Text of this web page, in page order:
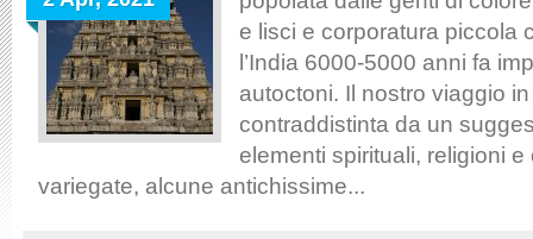
e lisci e corporatura piccola
l’India 6000-5000 anni fa
autoctoni. Il nostro viaggio
contraddistinta da un
elementi spirituali, religioni
variegate, alcune antichissime...